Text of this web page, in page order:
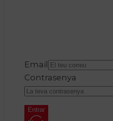
Email
Contrasenya
Entrar